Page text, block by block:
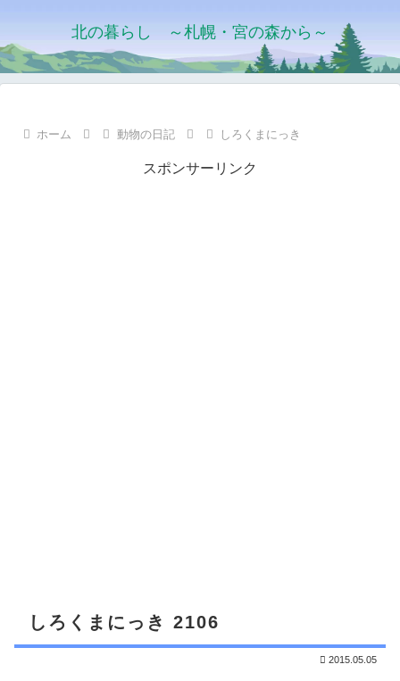
北の暮らし ～札幌・宮の森から～
ホーム 動物の日記 しろくまにっき
スポンサーリンク
しろくまにっき 2106
2015.05.05